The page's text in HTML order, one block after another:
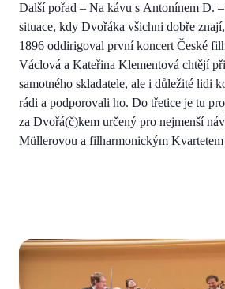
Další pořad – Na kávu s Antonínem D.
situace, kdy Dvořáka všichni dobře
1896 oddirigoval první koncert České
Václová a Kateřina Klementová chtějí
samotného skladatele, ale i důležité lidi
rádi a podporovali ho. Do třetice je tu
za Dvořá(č)kem určený pro nejmenší
Müllerovou a filharmonickým